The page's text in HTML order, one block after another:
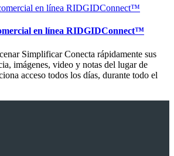
en línea RIDGIDConnect™
Simplificar Conecta rápidamente sus
imágenes, video y notas del lugar de
acceso todos los días, durante todo el